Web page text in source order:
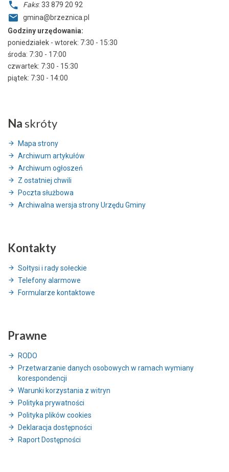
Faks: 33 879 20 92
gmina@brzeznica.pl
Godziny urzędowania:
poniedziałek - wtorek: 7:30 - 15:30
środa: 7:30 - 17:00
czwartek: 7:30 - 15:30
piątek: 7:30 - 14:00
Na skróty
Mapa strony
Archiwum artykułów
Archiwum ogłoszeń
Z ostatniej chwili
Poczta służbowa
Archiwalna wersja strony Urzędu Gminy
Kontakty
Sołtysi i rady sołeckie
Telefony alarmowe
Formularze kontaktowe
Prawne
RODO
Przetwarzanie danych osobowych w ramach wymiany
korespondencji
Warunki korzystania z witryn
Polityka prywatności
Polityka plików cookies
Deklaracja dostępności
Raport Dostępności